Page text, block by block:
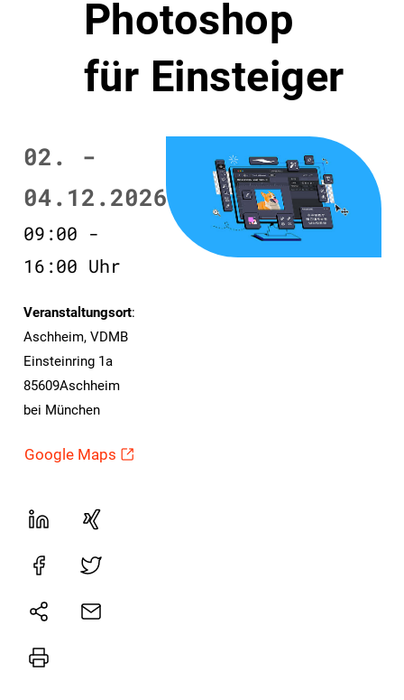
Photoshop
für Einsteiger
02. -
04.12.2026
09:00 -
16:00 Uhr
Veranstaltungsort:
Aschheim, VDMB
Einsteinring 1a
85609Aschheim
bei München
Google Maps